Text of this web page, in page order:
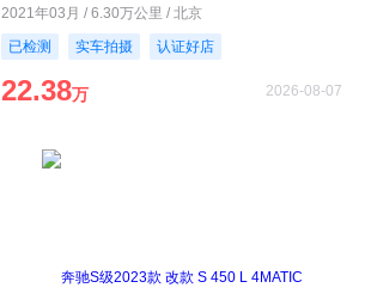
2021年03月 / 6.30万公里 / 北京
已检测
实车拍摄 认证好店
22.38万 2026-08-07